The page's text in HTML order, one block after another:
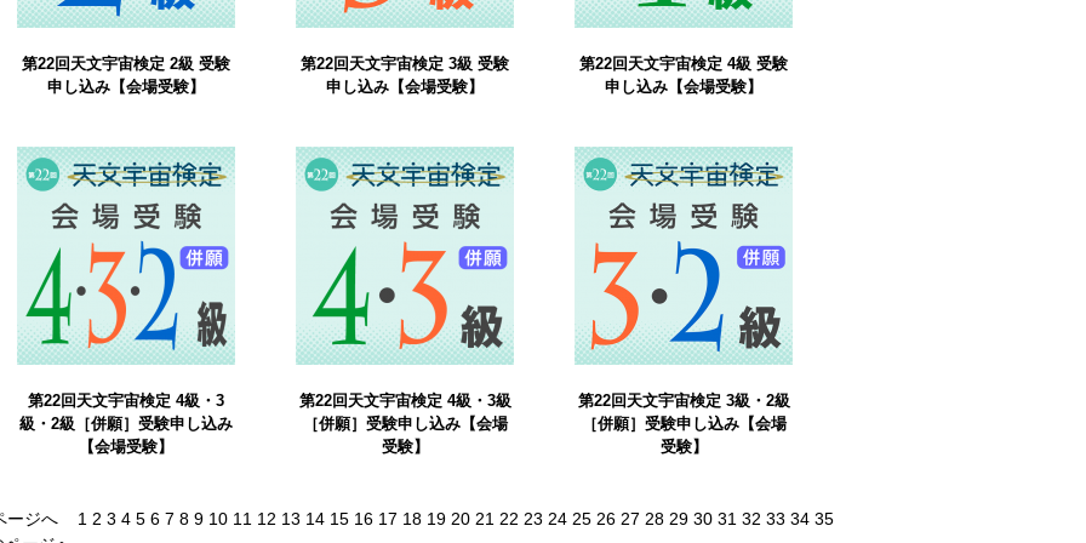
第22回天文宇宙検定 2級 受験
申し込み【会場受験】
第22回天文宇宙検定 3級 受験
申し込み【会場受験】
第22回天文宇宙検定 4級 受験
申し込み【会場受験】
第22回天文宇宙検定 4級・3
級・2級［併願］受験申し込み
【会場受験】
第22回天文宇宙検定 4級・3級
［併願］受験申し込み【会場
受験】
第22回天文宇宙検定 3級・2級
［併願］受験申し込み【会場
受験】
ージへ 1 2 3 4 5 6 7 8 9 10 11 12 13 14 15 16 17 18 19 20 21 22 23 24 25 26 27 28 29 30 31 32 33 34 35